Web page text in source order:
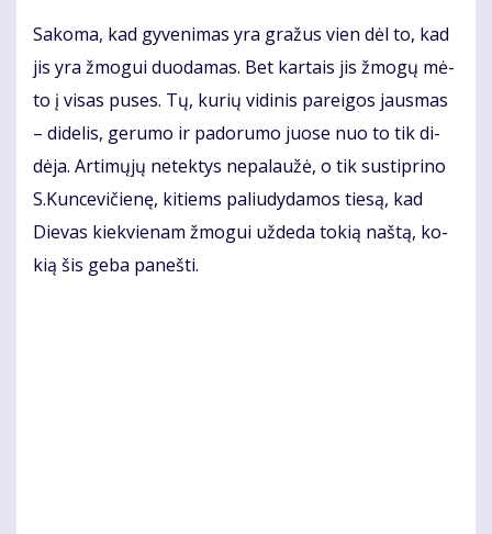
Sa­ko­ma, kad gy­ve­ni­mas yra gra­žus vien dėl to, kad
jis yra žmo­gui duo­da­mas. Bet kar­tais jis žmo­gų mė­
to į vi­sas pu­ses. Tų, ku­rių vi­di­nis pa­rei­gos jaus­mas
– di­de­lis, ge­ru­mo ir pa­do­ru­mo juo­se nuo to tik di­
dė­ja. Ar­ti­mų­jų ne­tek­tys ne­pa­lau­žė, o tik su­stip­ri­no
S.Kun­ce­vi­čie­nę, ki­tiems pa­liu­dy­da­mos tie­są, kad
Die­vas kiek­vie­nam žmo­gui už­de­da to­kią naš­tą, ko­
kią šis ge­ba pa­neš­ti.